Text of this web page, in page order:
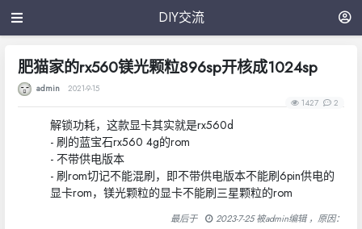
DIY交流
肥猫家的rx560镁光颗粒896sp开核成1024sp
admin
2021-9-15
1427
2
解锁功耗，这款显卡其实就是rx560d
- 刷的蓝宝石rx560 4g的rom
- 不带供电版本
- 刷rom切记不能混刷，即不带供电版本不能刷6pin供电的
显卡rom，镁光颗粒的显卡不能刷三星颗粒的rom
最后于 2023-7-25 被admin编辑 ，原因：